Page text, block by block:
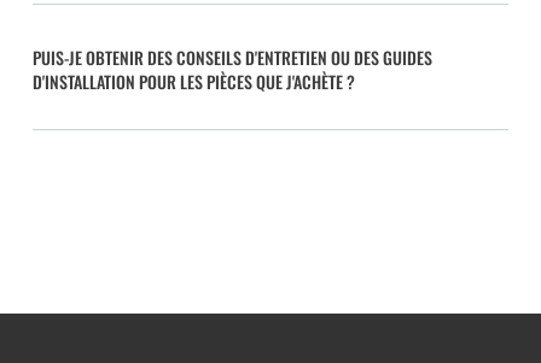
PUIS-JE OBTENIR DES CONSEILS D'ENTRETIEN OU DES GUIDES
D'INSTALLATION POUR LES PIÈCES QUE J'ACHÈTE ?